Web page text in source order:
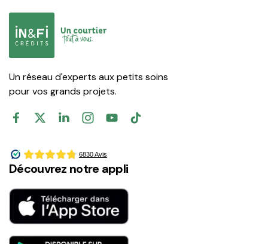
Un réseau d'experts aux petits soins
pour vos grands projets.
Découvrez notre appli